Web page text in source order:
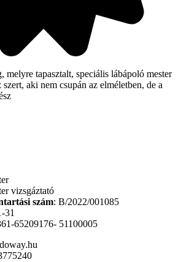
melyre tapasztalt, speciális lábápoló mester
aki nem csupán az elméletben, de a
vizsgáztató
szám: B/2022/001085
31
65209176- 51100005